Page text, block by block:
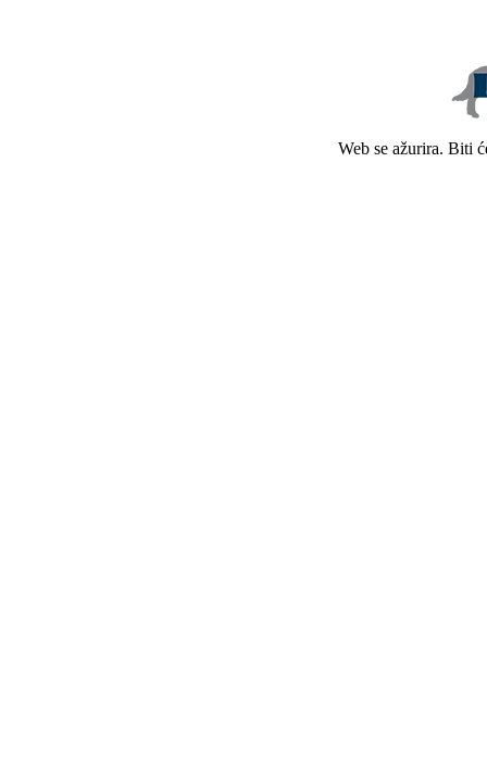
Web se ažurira. Biti